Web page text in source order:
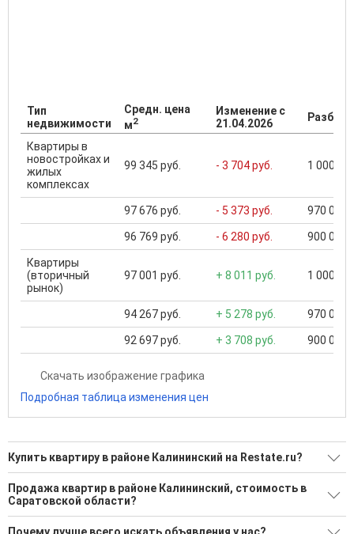
Тип
недвижимости
Средн. цена
м2
Изменение с
21.04.2026
Квартиры в
новостройках и
жилых
комплексах
99 345 руб. - 3 704 руб. 1 000
97 676 руб. - 5 373 руб. 970 000
96 769 руб. - 6 280 руб. 900 000
Квартиры
(вторичный
рынок)
97 001 руб. + 8 011 руб. 1 000
94 267 руб. + 5 278 руб. 970 000
92 697 руб. + 3 708 руб. 900 000
Скачать изображение графика
Подробная таблица изменения цен
Купить квартиру в районе Калининский на Restate.ru?
Поможем Купить квартиру в районе Калининский?
4 актуальных и проверенных объявления
Воспользуйтесь нашим поиском по новостройкам, для
Продажа квартир в районе Калининский, стоимость в
Саратовской области?
Минимальная цена: 1 800 000 Р. Максимальная цена: 3 200